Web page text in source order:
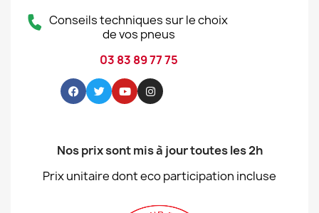
Conseils techniques sur le choix
de vos pneus
03 83 89 77 75
Nos prix sont mis à jour toutes les 2h
Prix unitaire dont eco participation incluse